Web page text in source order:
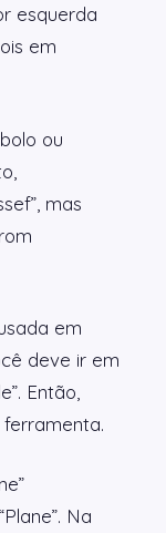
esquerda
em
ou
mas
em
deve ir em
Então,
Na